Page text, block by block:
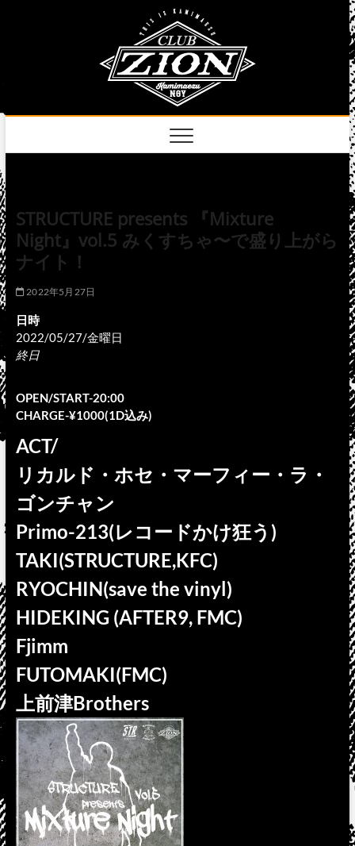
STRUCTURE presents 『Mixture
Night』vol.5 みくすちゃ〜で盛り上がら
ナイト！
2022年5月27日
日時
2022/05/27/金曜日
終日
OPEN/START-20:00
CHARGE-¥1000(1D込み)
ACT/
リカルド・ホセ・マーフィー・ラ・
ゴンチャン
Primo-213(レコードかけ狂う)
TAKI(STRUCTURE,KFC)
RYOCHIN(save the vinyl)
HIDEKING (AFTER9, FMC)
Fjimm
FUTOMAKI(FMC)
上前津Brothers